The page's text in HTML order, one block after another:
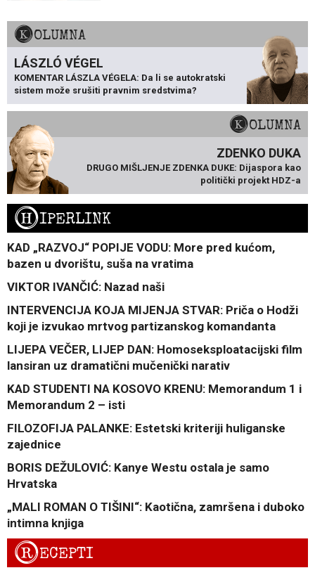
KOLUMNA
LÁSZLÓ VÉGEL
KOMENTAR LÁSZLA VÉGELA: Da li se autokratski
sistem može srušiti pravnim sredstvima?
KOLUMNA
ZDENKO DUKA
DRUGO MIŠLJENJE ZDENKA DUKE: Dijaspora kao
politički projekt HDZ-a
HIPERLINK
KAD „RAZVOJ“ POPIJE VODU: More pred kućom,
bazen u dvorištu, suša na vratima
VIKTOR IVANČIĆ: Nazad naši
INTERVENCIJA KOJA MIJENJA STVAR: Priča o Hodži
koji je izvukao mrtvog partizanskog komandanta
LIJEPA VEČER, LIJEP DAN: Homoseksploatacijski film
lansiran uz dramatični mučenički narativ
KAD STUDENTI NA KOSOVO KRENU: Memorandum 1 i
Memorandum 2 – isti
FILOZOFIJA PALANKE: Estetski kriteriji huliganske
zajednice
BORIS DEŽULOVIĆ: Kanye Westu ostala je samo
Hrvatska
„MALI ROMAN O TIŠINI“: Kaotična, zamršena i duboko
intimna knjiga
RECEPTI